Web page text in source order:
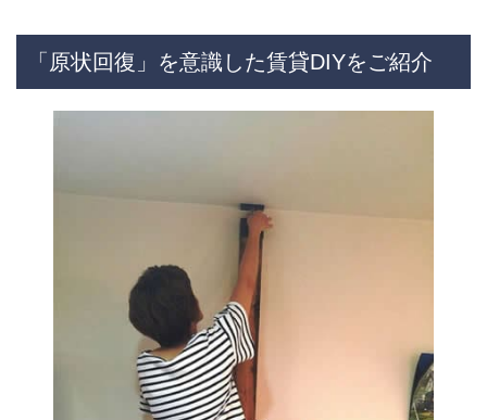
「原状回復」を意識した賃貸DIYをご紹介